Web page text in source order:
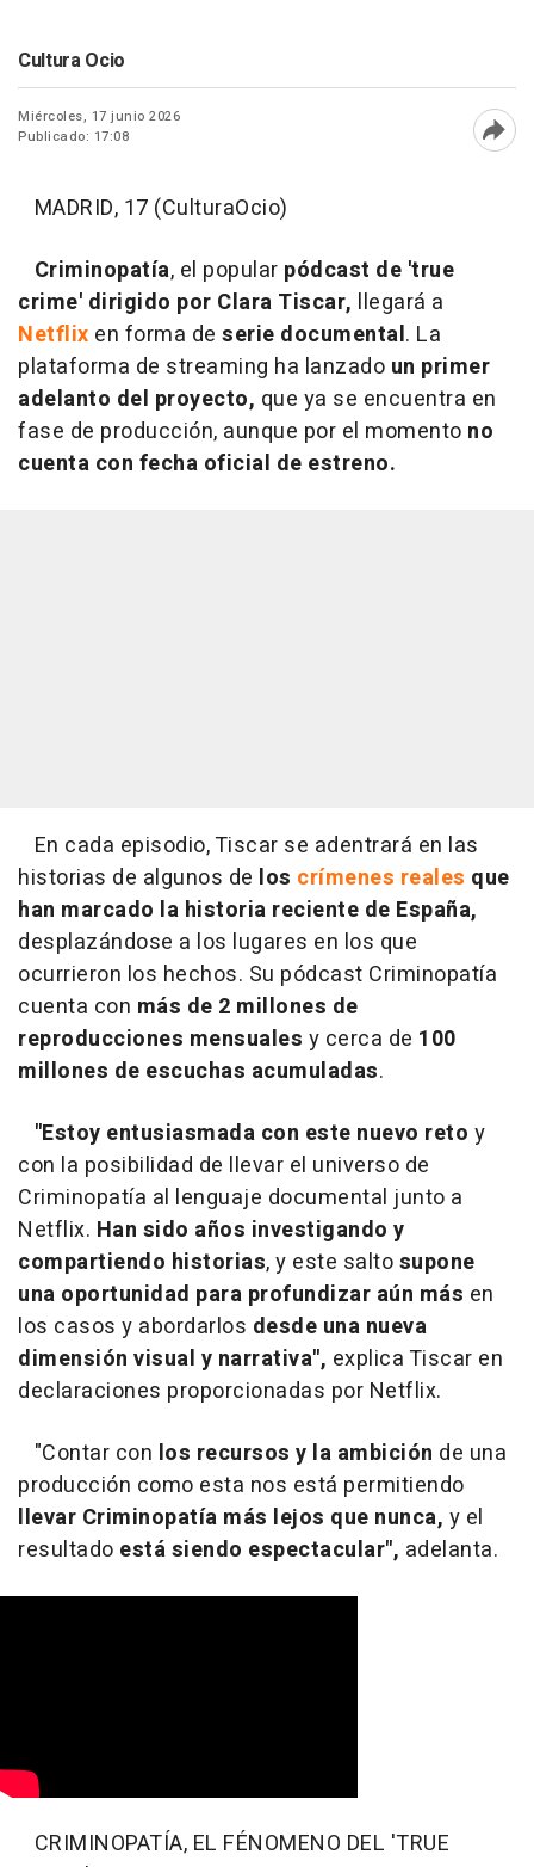
Cultura Ocio
Miércoles, 17 junio 2026
Publicado: 17:08
MADRID, 17 (CulturaOcio)
Criminopatía, el popular pódcast de 'true
crime' dirigido por Clara Tiscar, llegará a
Netflix en forma de serie documental. La
plataforma de streaming ha lanzado un primer
adelanto del proyecto, que ya se encuentra en
fase de producción, aunque por el momento no
cuenta con fecha oficial de estreno.
En cada episodio, Tiscar se adentrará en las
historias de algunos de los crímenes reales que
han marcado la historia reciente de España,
desplazándose a los lugares en los que
ocurrieron los hechos. Su pódcast Criminopatía
cuenta con más de 2 millones de
reproducciones mensuales y cerca de 100
millones de escuchas acumuladas.
"Estoy entusiasmada con este nuevo reto y
con la posibilidad de llevar el universo de
Criminopatía al lenguaje documental junto a
Netflix. Han sido años investigando y
compartiendo historias, y este saltosupone
una oportunidad para profundizar aún más en
los casos y abordarlos desde una nueva
dimensión visual y narrativa", explica Tiscar en
declaraciones proporcionadas por Netflix.
"Contar con los recursos y la ambición de una
producción como esta nos está permitiendo
llevar Criminopatía más lejos que nunca, y el
resultado está siendo espectacular", adelanta.
CRIMINOPATÍA, EL FÉNOMENO DEL 'TRUE